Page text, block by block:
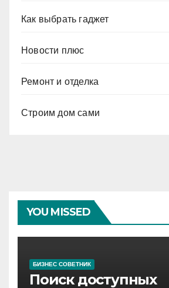
Как выбрать гаджет
Новости плюс
Ремонт и отделка
Строим дом сами
YOU MISSED
БИЗНЕС СОВЕТНИК
Поиск доступных